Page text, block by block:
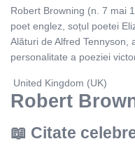
Robert Browning (n. 7 mai
poet englez, soțul poetei
Alături de Alfred Tennyson,
personalitate a poeziei
United Kingdom (UK)
Robert
Citate